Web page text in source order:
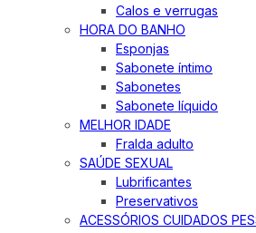
Calos e verrugas
HORA DO BANHO
Esponjas
Sabonete íntimo
Sabonetes
Sabonete líquido
MELHOR IDADE
Fralda adulto
SAÚDE SEXUAL
Lubrificantes
Preservativos
ACESSÓRIOS CUIDADOS